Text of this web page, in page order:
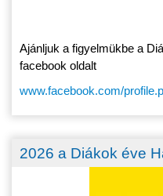
Ajánljuk a figyelmükbe a
facebook oldalt
www.facebook.com/
2026 a Diákok éve